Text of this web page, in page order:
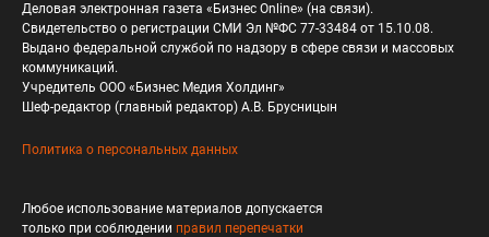
Деловая электронная газета «Бизнес Online» (на связи).
Свидетельство о регистрации СМИ Эл №ФС 77-33484 от 15.10.08.
Выдано федеральной службой по надзору в сфере связи и массовых
коммуникаций.
Учредитель ООО «Бизнес Медия Холдинг»
Шеф-редактор (главный редактор) А.В. Брусницын
Политика о персональных данных
Любое использование материалов допускается
только при соблюдении правил перепечатки